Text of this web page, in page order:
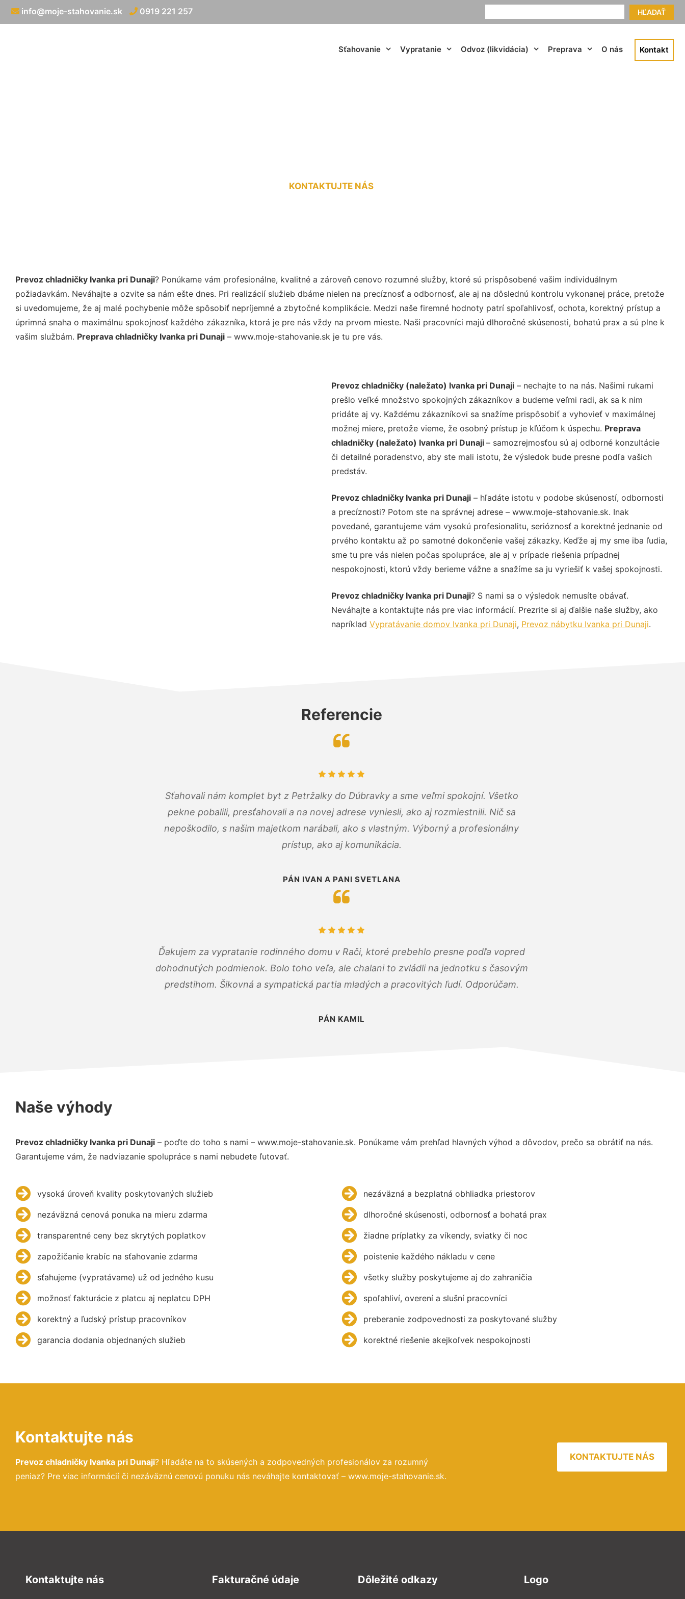
HĽADAŤ
info@moje-stahovanie.sk 0919 221 257
Sťahovanie Vypratanie Odvoz (likvidácia) Preprava O nás Kontakt
KONTAKTUJTE NÁS
Prevoz chladničky Ivanka pri Dunaji? Ponúkame vám profesionálne, kvalitné a zároveň cenovo rozumné služby, ktoré sú prispôsobené vašim individuálnym
požiadavkám. Neváhajte a ozvite sa nám ešte dnes. Pri realizácií služieb dbáme nielen na precíznosť a odbornosť, ale aj na dôslednú kontrolu vykonanej práce, pretože
si uvedomujeme, že aj malé pochybenie môže spôsobiť nepríjemné a zbytočné komplikácie. Medzi naše firemné hodnoty patrí spoľahlivosť, ochota, korektný prístup a
úprimná snaha o maximálnu spokojnosť každého zákazníka, ktorá je pre nás vždy na prvom mieste. Naši pracovníci majú dlhoročné skúsenosti, bohatú prax a sú plne k
vašim službám. Preprava chladničky Ivanka pri Dunaji – www.moje-stahovanie.sk je tu pre vás.
Prevoz chladničky (naležato) Ivanka pri Dunaji– nechajte to na nás. Našimi rukami
prešlo veľké množstvo spokojných zákazníkov a budeme veľmi radi, ak sa k nim
pridáte aj vy. Každému zákazníkovi sa snažíme prispôsobiť a vyhovieť v maximálnej
možnej miere, pretože vieme, že osobný prístup je kľúčom k úspechu. Preprava
chladničky (naležato) Ivanka pri Dunaji – samozrejmosťou sú aj odborné konzultácie
či detailné poradenstvo, aby ste mali istotu, že výsledok bude presne podľa vašich
predstáv.
Prevoz chladničky Ivanka pri Dunaji– hľadáte istotu v podobe skúseností, odbornosti
a precíznosti? Potom ste na správnej adrese – www.moje-stahovanie.sk. Inak
povedané, garantujeme vám vysokú profesionalitu, serióznosť a korektné jednanie od
prvého kontaktu až po samotné dokončenie vašej zákazky. Keďže aj my sme iba ľudia,
sme tu pre vás nielen počas spolupráce, ale aj v prípade riešenia prípadnej
nespokojnosti, ktorú vždy berieme vážne a snažíme sa ju vyriešiť k vašej spokojnosti.
Prevoz chladničky Ivanka pri Dunaji? S nami sa o výsledok nemusíte obávať.
Neváhajte a kontaktujte nás pre viac informácií. Prezrite si aj ďalšie naše služby, ako
napríklad Vypratávanie domov Ivanka pri Dunaji, Prevoz nábytku Ivanka pri Dunaji.
Referencie
Sťahovali nám komplet byt z Petržalky do Dúbravky a sme veľmi spokojní. Všetko
pekne pobalili, presťahovali a na novej adrese vyniesli, ako aj rozmiestnili. Nič sa
nepoškodilo, s našim majetkom narábali, ako s vlastným. Výborný a profesionálny
prístup, ako aj komunikácia.
PÁN IVAN A PANI SVETLANA
Ďakujem za vypratanie rodinného domu v Rači, ktoré prebehlo presne podľa vopred
dohodnutých podmienok. Bolo toho veľa, ale chalani to zvládli na jednotku s časovým
predstihom. Šikovná a sympatická partia mladých a pracovitých ľudí. Odporúčam.
PÁN KAMIL
Naše výhody
Prevoz chladničky Ivanka pri Dunaji – poďte do toho s nami – www.moje-stahovanie.sk. Ponúkame vám prehľad hlavných výhod a dôvodov, prečo sa obrátiť na nás.
Garantujeme vám, že nadviazanie spolupráce s nami nebudete ľutovať.
vysoká úroveň kvality poskytovaných služieb
nezáväzná cenová ponuka na mieru zdarma
transparentné ceny bez skrytých poplatkov
zapožičanie krabíc na sťahovanie zdarma
sťahujeme (vypratávame) už od jedného kusu
možnosť fakturácie z platcu aj neplatcu DPH
korektný a ľudský prístup pracovníkov
garancia dodania objednaných služieb
nezáväzná a bezplatná obhliadka priestorov
dlhoročné skúsenosti, odbornosť a bohatá prax
žiadne príplatky za víkendy, sviatky či noc
poistenie každého nákladu v cene
všetky služby poskytujeme aj do zahraničia
spoľahliví, overení a slušní pracovníci
preberanie zodpovednosti za poskytované služby
korektné riešenie akejkoľvek nespokojnosti
Kontaktujte nás
Prevoz chladničky Ivanka pri Dunaji? Hľadáte na to skúsených a zodpovedných profesionálov za rozumný
peniaz? Pre viac informácií či nezáväznú cenovú ponuku nás neváhajte kontaktovať – www.moje-stahovanie.sk.
KONTAKTUJTE NÁS
Kontaktujte nás Fakturačné údaje Dôležité odkazy Logo